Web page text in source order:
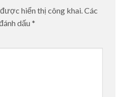
hiển thị công khai.Các
dấu *